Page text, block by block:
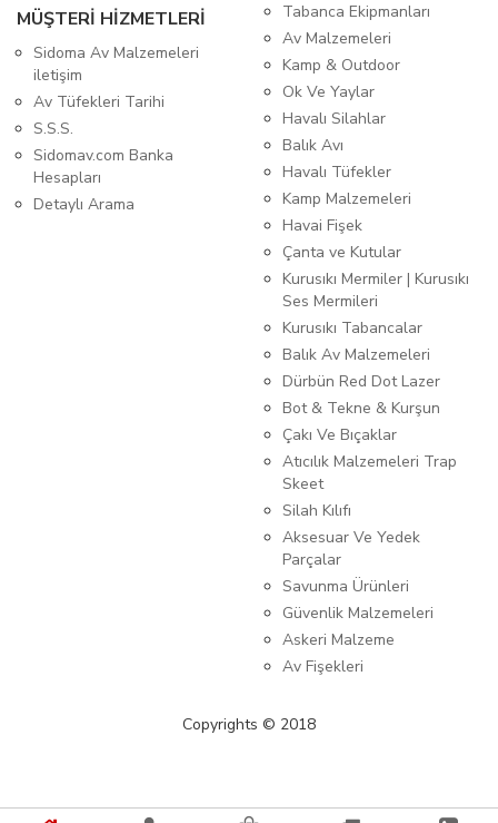
MÜŞTERİ HİZMETLERİ
Sidoma Av Malzemeleri
iletişim
Av Tüfekleri Tarihi
S.S.S.
Sidomav.com Banka
Hesapları
Detaylı Arama
Tabanca Ekipmanları
Av Malzemeleri
Kamp & Outdoor
Ok Ve Yaylar
Havalı Silahlar
Balık Avı
Havalı Tüfekler
Kamp Malzemeleri
Havai Fişek
Çanta ve Kutular
Kurusıkı Mermiler | Kurusıkı
Ses Mermileri
Kurusıkı Tabancalar
Balık Av Malzemeleri
Dürbün Red Dot Lazer
Bot & Tekne & Kurşun
Çakı Ve Bıçaklar
Atıcılık Malzemeleri Trap
Skeet
Silah Kılıfı
Aksesuar Ve Yedek
Parçalar
Savunma Ürünleri
Güvenlik Malzemeleri
Askeri Malzeme
Av Fişekleri
Copyrights © 2018